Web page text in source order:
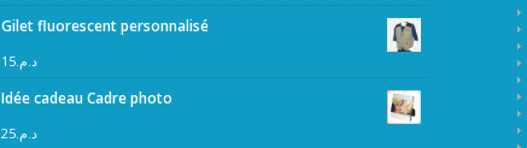
Gilet fluorescent personnalisé
د.م.15
Idée cadeau Cadre photo
د.م.25